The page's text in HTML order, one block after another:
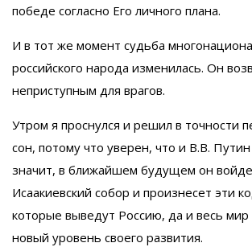
победе согласно Его личного плана.
И в тот же момент судьба
российского народа изменилась. Он
неприступным для врагов.
Утром я проснулся и решил в точности
сон, потому что уверен, что и В.В.
значит, в ближайшем будущем он
Исаакиевский собор и произнесет эти
которые выведут Россию, да и весь
новый уровень своего развития.